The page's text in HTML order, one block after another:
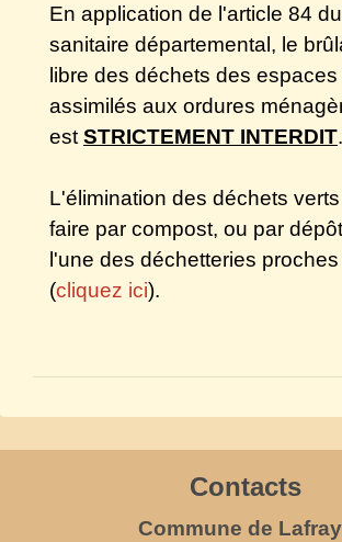
En application de l'article 84
sanitaire départemental, le
libre des déchets des espaces
assimilés aux ordures
est STRICTEMENT INTERDIT.
L'élimination des déchets
faire par compost, ou par
l'une des déchetteries proches
(cliquez ici).
Contacts
Commune de